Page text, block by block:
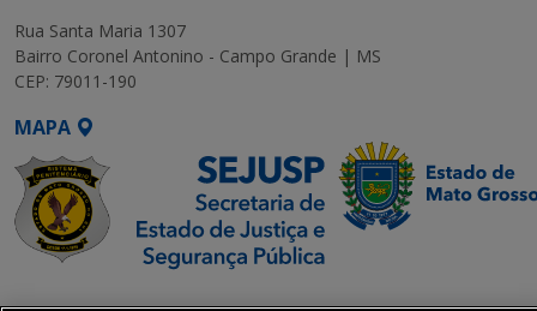
Rua Santa Maria 1307
Bairro Coronel Antonino - Campo Grande | MS
CEP: 79011-190
MAPA